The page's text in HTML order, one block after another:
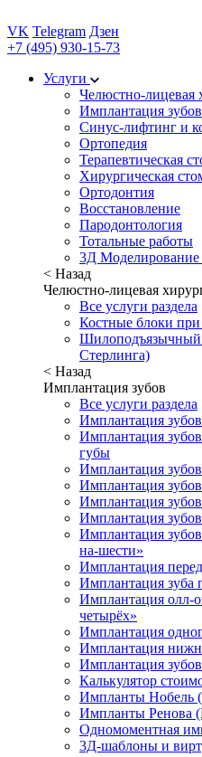
VK Telegram Дзен
+7 (495) 930-15-73
Услуги
Челюстно-лицевая
Имплантация зубов
Синус-лифтинг и
Ортопедия
Терапевтическая
Хирургическая
Ортодонтия
Восстановление
Пародонтология
Тотальные работы
3Д Моделирование
< Назад
Челюстно-лицевая
Все услуги раздела
Костные блоки
Шилоподъязычный
Стерлинга)
< Назад
Имплантация зубов
Все услуги раздела
Имплантация
Имплантация
губы
Имплантация
Имплантация
Имплантация
Имплантация
Имплантация
на-шести»
Имплантация
Имплантация зуба
Имплантация олл-
четырёх»
Имплантация
Имплантация
Имплантация
Калькулятор
Импланты Нобель
Импланты Ренова
Одномоментная
3Д-шаблоны и